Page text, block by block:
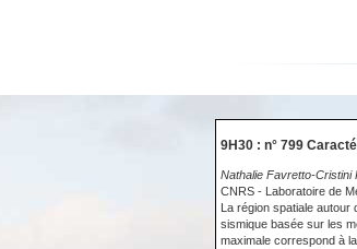
9H30 : n° 799
Nathalie Favretto-Cristini
CNRS - Laboratoire de
La région spatiale autour
sismique basée sur les
maximale correspond à